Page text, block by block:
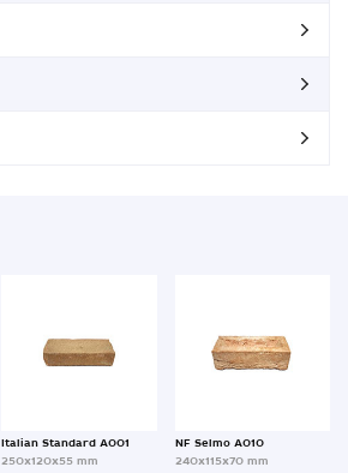
Italian Standard A001
250x120x55 mm
NF Selmo A010
240x115x70 mm